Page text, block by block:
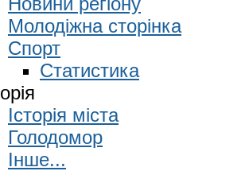
Молодіжна сторінка
Спорт
Статистика
Історія міста
Голодомор
Інше...